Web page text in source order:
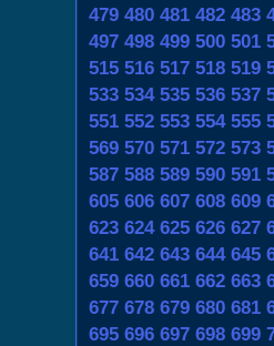
479 480 481 482 483
497 498 499 500 501
515 516 517 518 519
533 534 535 536 537
551 552 553 554 555
569 570 571 572 573
587 588 589 590 591
605 606 607 608 609
623 624 625 626 627
641 642 643 644 645
659 660 661 662 663
677 678 679 680 681
695 696 697 698 699